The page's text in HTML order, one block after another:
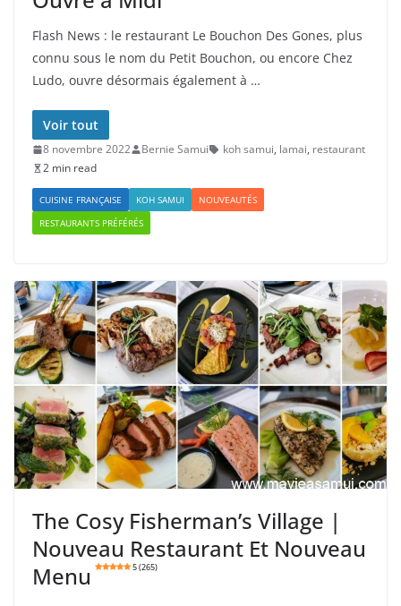
Flash News : le restaurant Le Bouchon Des Gones, plus
connu sous le nom du Petit Bouchon, ou encore Chez
Ludo, ouvre désormais également à …
Voir tout
8 novembre 2022 Bernie Samui koh samui, lamai, restaurant
2 min read
CUISINE FRANÇAISE KOH SAMUI
NOUVEAUTÉS
RESTAURANTS PRÉFÉRÉS
The Cosy Fisherman’s Village |
Nouveau Restaurant Et Nouveau
Menu
5 (265)